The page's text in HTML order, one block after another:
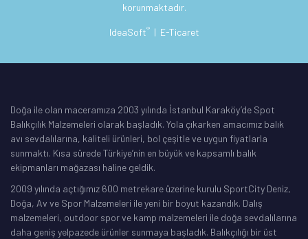
korunmaktadır.
IdeaSoft® | E-Ticaret
Doğa ile olan maceramıza 2003 yılında İstanbul Karaköy’de Spot
Balıkçılık Malzemeleri olarak başladık. Yola çıkarken amacımız balık
avı sevdalılarına, kaliteli ürünleri, bol çeşitle ve uygun fiyatlarla
sunmaktı. Kısa sürede Türkiye’nin en büyük ve kapsamlı balık
ekipmanları mağazası haline geldik.
2009 yılında açtığımız 600 metrekare üzerine kurulu SportCity Deniz,
Doğa, Av ve Spor Malzemeleri ile yeni bir boyut kazandık. Dalış
malzemeleri, outdoor spor ve kamp malzemeleri ile doğa sevdalılarına
daha geniş yelpazede ürünler sunmaya başladık. Balıkçılığı bir üst